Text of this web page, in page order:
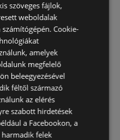
aktuális akciós újságjai
újságjai
újságjai
akciós újságjai
akciós újságjai
itt: Sopron-Fertődi
szöveges fájlok,
weboldalak
Cookie-
amelyek
megfelelő
beleegyezésével
féltől származó
az elérés
szabott hirdetések
a Facebookon, a
harmadik felek